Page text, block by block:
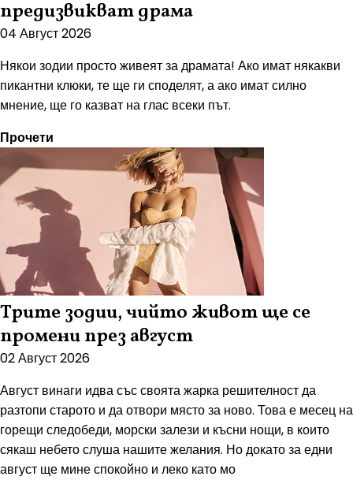
предизвикват драма
04 Август 2026
Някои зодии просто живеят за драмата! Ако имат някакви
пикантни клюки, те ще ги споделят, а ако имат силно
мнение, ще го казват на глас всеки път.
Прочети
Трите зодии, чийто живот ще се
промени през август
02 Август 2026
Август винаги идва със своята жарка решителност да
разтопи старото и да отвори място за ново. Това е месец на
горещи следобеди, морски залези и късни нощи, в които
сякаш небето слуша нашите желания. Но докато за едни
август ще мине спокойно и леко като мо